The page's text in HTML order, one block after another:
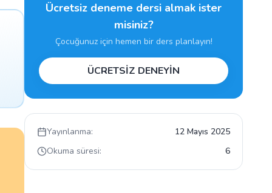
Ücretsiz deneme dersi almak ister
misiniz?
Çocuğunuz için hemen bir ders planlayın!
ÜCRETSİZ DENEYİN
Yayınlanma:
12 Mayıs 2025
Okuma süresi:
6